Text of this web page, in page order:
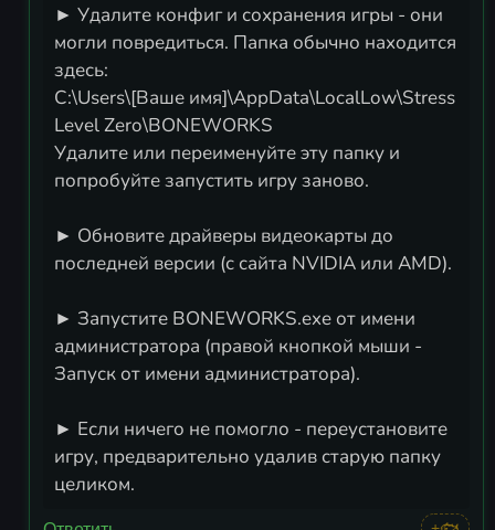
► Удалите конфиг и сохранения игры - они
могли повредиться. Папка обычно находится
здесь:
C:\Users\[Ваше имя]\AppData\LocalLow\Stress
Level Zero\BONEWORKS
Удалите или переименуйте эту папку и
попробуйте запустить игру заново.
► Обновите драйверы видеокарты до
последней версии (с сайта NVIDIA или AMD).
► Запустите BONEWORKS.exe от имени
администратора (правой кнопкой мыши -
Запуск от имени администратора).
► Если ничего не помогло - переустановите
игру, предварительно удалив старую папку
целиком.